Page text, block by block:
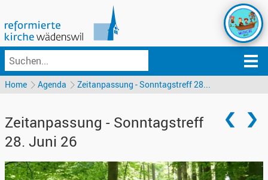
Home Agenda Zeitanpassung - Sonntagstreff 28...
Zeitanpassung - Sonntagstreff
28. Juni 26